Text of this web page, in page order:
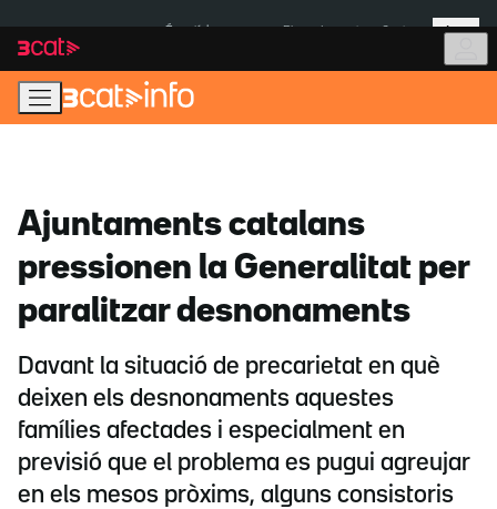
navegació
principal
contingut
Més
Ajuntaments catalans
pressionen la Generalitat per
paralitzar desnonaments
Davant la situació de precarietat en què
deixen els desnonaments aquestes
famílies afectades i especialment en
previsió que el problema es pugui agreujar
en els mesos pròxims, alguns consistoris